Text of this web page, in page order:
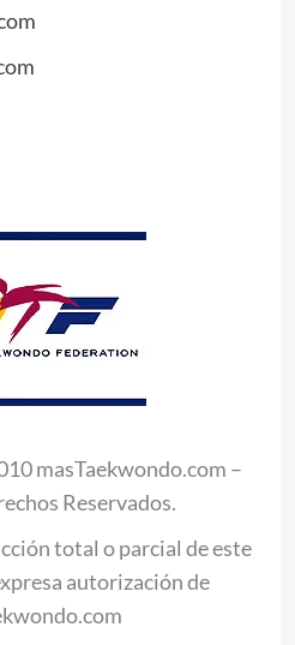
masTaekwondo.com –
Reservados.
total o parcial de este
autorización de